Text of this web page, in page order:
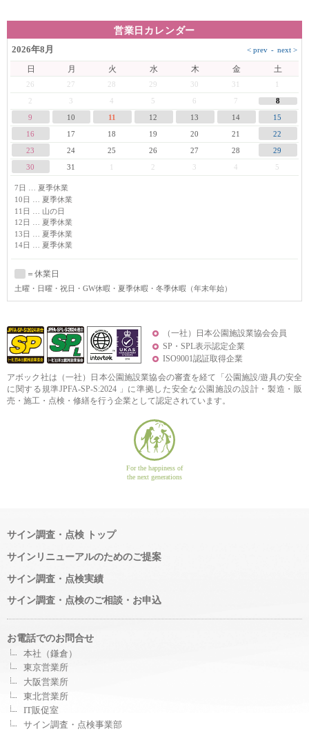
営業日カレンダー
2026年8月
日 月 火 水 木 金 土
26 27 28 29 30 31
3 4 5 6 7 8
9 10 11 12 13 14
15
16
17 18 19 20 21
22
23
24 25 26 27 28
29
30
31 3 4 5
7日 … 夏季休業
10日 … 夏季休業
11日 … 山の日
12日 … 夏季休業
13日 … 夏季休業
14日 … 夏季休業
＝休業日
土曜・日曜・祝日・GW休暇・夏季休暇・冬季休暇（年末年始）
（一社）日本公園施設業協会会員
SP・SPL表示認定企業
ISO9001認証取得企業
アボック社は（一社）日本公園施設業協会の審査を経て「公園施設/遊具の安全
に関する規準JPFA-SP-S:2024 」に準拠した安全な公園施設の設計・製造・販
売・施工・点検・修繕を行う企業として認定されています。
For the happiness of
the next generations
サイン調査・点検 トップ
サインリニューアルのためのご提案
サイン調査・点検実績
サイン調査・点検のご相談・お申込
お電話でのお問合せ
本社（鎌倉）
東京営業所
大阪営業所
東北営業所
IT販促室
サイン調査・点検事業部